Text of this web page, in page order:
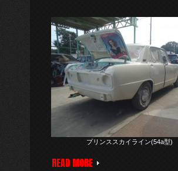
プリンススカイライン(54a型)
READ MORE